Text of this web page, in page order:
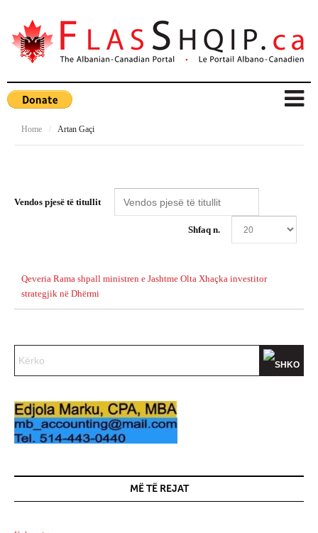
Home / Artan Gaçi
Vendos pjesë të titullit
Shfaq n.
Qeveria Rama shpall ministren e Jashtme Olta Xhaçka investitor
strategjik në Dhërmi
MË TË REJAT